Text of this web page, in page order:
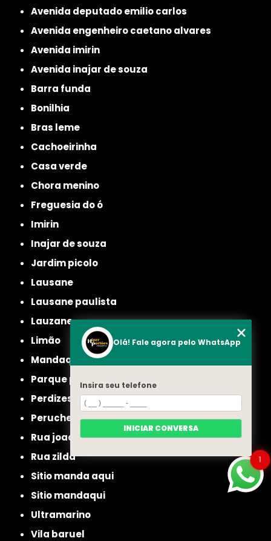
avenida deputado emilio carlos
avenida engenheiro caetano alvares
avenida imirin
avenida inajar de souza
barra funda
bonilhia
bras leme
cachoeirinha
casa verde
chora menino
freguesia do ó
imirin
inajar de souza
jardim picolo
lausane
lausane paulista
lauzane
limão
mandaqui
parque peruche
perdizes
peruche
rua joao ruthe
rua zilda
sitio manda aqui
sitio mandaqui
ultramarino
vila baruel
1
Olá! Fale agora pelo WhatsApp
Insira seu telefone
INICIAR CONVERSA